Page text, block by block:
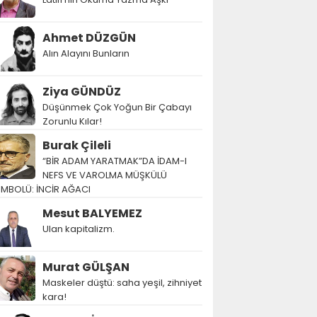
Ahmet DÜZGÜN
Alın Alayını Bunların
Ziya GÜNDÜZ
Düşünmek Çok Yoğun Bir Çabayı
Zorunlu Kılar!
Burak Çileli
“BİR ADAM YARATMAK”DA İDAM-I
NEFS VE VAROLMA MÜŞKÜLÜ
İNCİR AĞACI
Mesut BALYEMEZ
Ulan kapitalizm.
Murat GÜLŞAN
Maskeler düştü: saha yeşil, zihniyet
kara!